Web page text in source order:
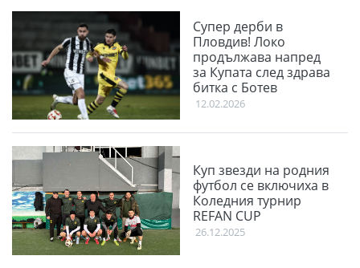
Супер дерби в
Пловдив! Локо
продължава напред
за Купата след здрава
битка с Ботев
12.02.2026
Куп звезди на родния
футбол се включиха в
Коледния турнир
REFAN CUP
26.12.2025